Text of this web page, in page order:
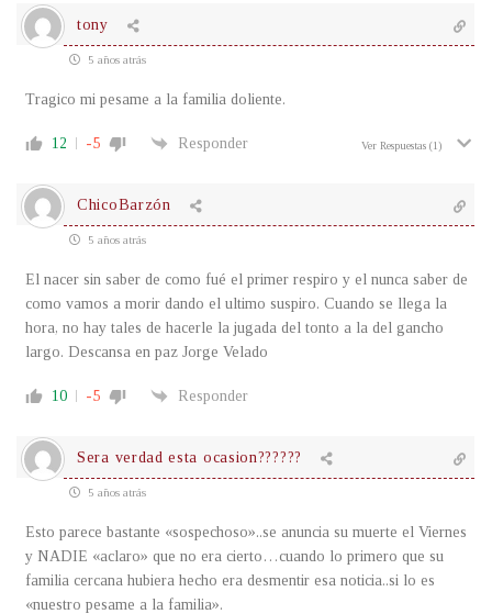
tony
5 años atrás
Tragico mi pesame a la familia doliente.
12 -5 Responder Ver Respuestas (1)
ChicoBarzón
5 años atrás
El nacer sin saber de como fué el primer respiro y el nunca saber de
como vamos a morir dando el ultimo suspiro. Cuando se llega la
hora, no hay tales de hacerle la jugada del tonto a la del gancho
largo. Descansa en paz Jorge Velado
10 -5 Responder
Sera verdad esta ocasion??????
5 años atrás
Esto parece bastante «sospechoso»..se anuncia su muerte el Viernes
y NADIE «aclaro» que no era cierto…cuando lo primero que su
familia cercana hubiera hecho era desmentir esa noticia..si lo es
«nuestro pesame a la familia».